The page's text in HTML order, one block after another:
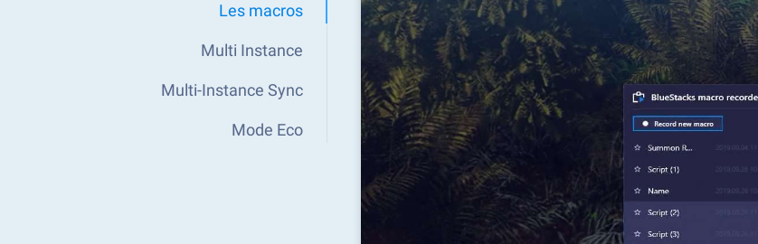
Les macros
Multi Instance
Multi-Instance Sync
Mode Eco